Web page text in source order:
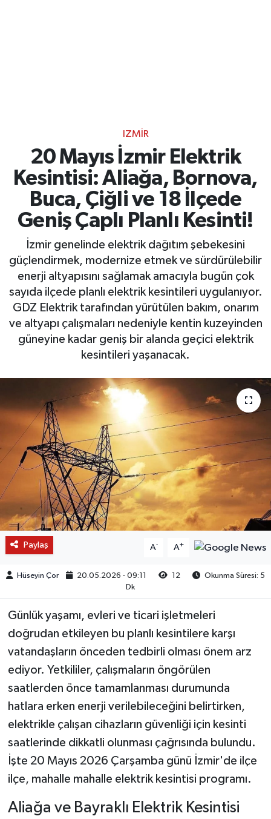
IZMIR
20 Mayıs İzmir Elektrik
Kesintisi: Aliağa, Bornova,
Buca, Çiğli ve 18 İlçede
Geniş Çaplı Planlı Kesinti!
İzmir genelinde elektrik dağıtım şebekesini
güçlendirmek, modernize etmek ve sürdürülebilir
enerji altyapısını sağlamak amacıyla bugün çok
sayıda ilçede planlı elektrik kesintileri uygulanıyor.
GDZ Elektrik tarafından yürütülen bakım, onarım
ve altyapı çalışmaları nedeniyle kentin kuzeyinden
güneyine kadar geniş bir alanda geçici elektrik
kesintileri yaşanacak.
Paylaş A- A+
Hüseyin Çor 20.05.2026 - 09:11 12
Okunma Süresi: 5
Dk
Günlük yaşamı, evleri ve ticari işletmeleri
doğrudan etkileyen bu planlı kesintilere karşı
vatandaşların önceden tedbirli olması önem arz
ediyor. Yetkililer, çalışmaların öngörülen
saatlerden önce tamamlanması durumunda
hatlara erken enerji verilebileceğini belirtirken,
elektrikle çalışan cihazların güvenliği için kesinti
saatlerinde dikkatli olunması çağrısında bulundu.
İşte 20 Mayıs 2026 Çarşamba günü İzmir'de ilçe
ilçe, mahalle mahalle elektrik kesintisi programı.
Aliağa ve Bayraklı Elektrik Kesintisi